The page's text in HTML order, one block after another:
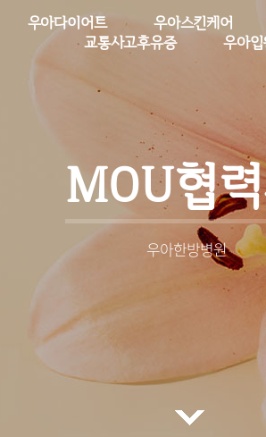
우아다이어트 우아스킨케어
교통사고후유증
우아입
MOU협
우아한방병원